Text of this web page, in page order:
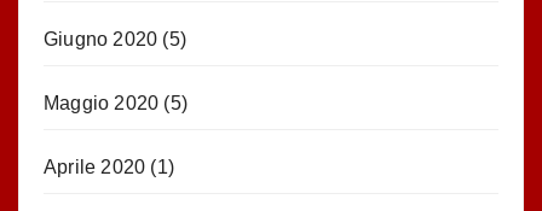
Giugno 2020 (5)
Maggio 2020 (5)
Aprile 2020 (1)